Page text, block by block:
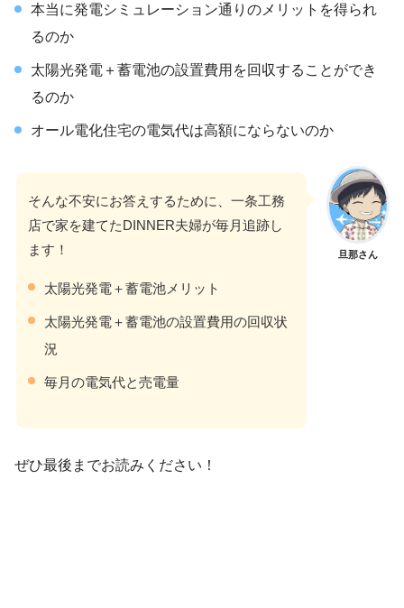
本当に発電シミュレーション通りのメリットを得られ
るのか
太陽光発電＋蓄電池の設置費用を回収することができ
るのか
オール電化住宅の電気代は高額にならないのか
旦那さん
そんな不安にお答えするために、一条工務
店で家を建てたDINNER夫婦が毎月追跡し
ます！
太陽光発電＋蓄電池メリット
太陽光発電＋蓄電池の設置費用の回収状
況
毎月の電気代と売電量
ぜひ最後までお読みください！